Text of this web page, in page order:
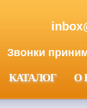
Звонки
КАТАЛОГ О